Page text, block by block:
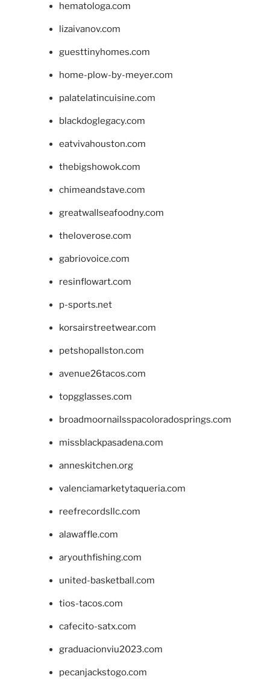
hematologa.com
lizaivanov.com
guesttinyhomes.com
home-plow-by-meyer.com
palatelatincuisine.com
blackdoglegacy.com
eatvivahouston.com
thebigshowok.com
chimeandstave.com
greatwallseafoodny.com
theloverose.com
gabriovoice.com
resinflowart.com
p-sports.net
korsairstreetwear.com
petshopallston.com
avenue26tacos.com
topgglasses.com
broadmoornailsspacoloradosprings.com
missblackpasadena.com
anneskitchen.org
valenciamarketytaqueria.com
reefrecordsllc.com
alawaffle.com
aryouthfishing.com
united-basketball.com
tios-tacos.com
cafecito-satx.com
graduacionviu2023.com
pecanjackstogo.com